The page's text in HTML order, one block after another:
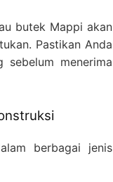
butek Mappi akan
Pastikan Anda
sebelum menerima
berbagai jenis